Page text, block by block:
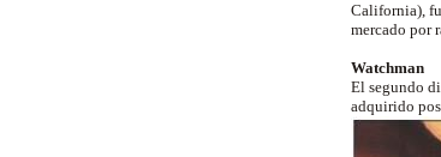
California),
mercado por
Watchman
El segundo
adquirido